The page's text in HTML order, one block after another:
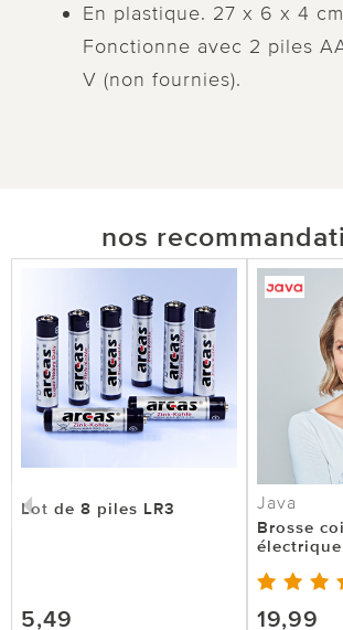
En plastique. 27 x 6 x 4
Fonctionne avec 2 piles
V (non fournies).
nos
Lot de 8 piles LR3
5,49
Java
Brosse
électrique
19,99